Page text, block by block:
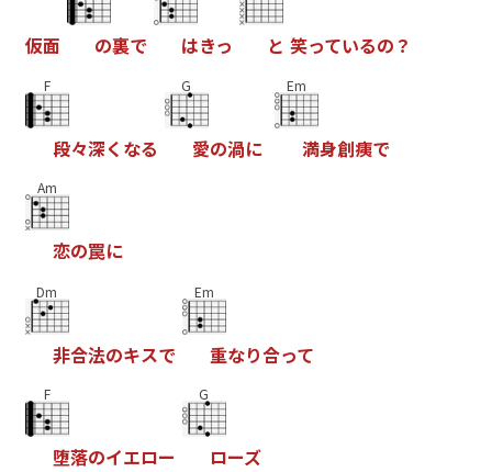
仮面 の裏で はきっ と 笑っているの ？
F
段々深く なる
G
愛の渦に
Em
満身創痍で
Am
恋の罠に
Dm
非合法のキスで
Em
重なり合って
F
堕落のイエロー
G
ローズ